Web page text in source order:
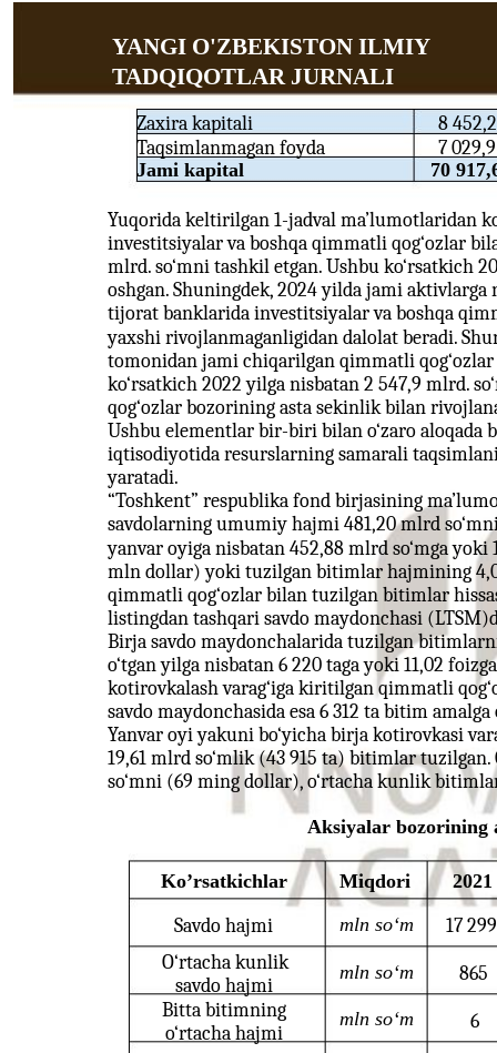
YANGI O'ZBEKISTON ILMIY
TADQIQOTLAR JURNALI
Zaxira kapitali
8 452,2
Taqsimlanmagan foyda
7 029,9
Jami kapital 70
Yuqorida keltirilgan 1-jadval ma’lumotlaridan
investitsiyalar va boshqa qimmatli qog‘ozlar
mlrd. so‘mni tashkil etgan. Ushbu ko‘rsatkich
oshgan. Shuningdek, 2024 yilda jami
tijorat banklarida investitsiyalar va boshqa
yaxshi rivojlanmaganligidan dalolat beradi.
tomonidan jami chiqarilgan qimmatli qog‘ozlar
ko‘rsatkich 2022 yilga nisbatan 2 547,9 mlrd.
qog‘ozlar bozorining asta sekinlik bilan
Ushbu elementlar bir-biri bilan o‘zaro aloqada
iqtisodiyotida resurslarning samarali
yaratadi.
“Toshkent” respublika fond birjasining
savdolarning umumiy hajmi 481,20 mlrd
yanvar oyiga nisbatan 452,88 mlrd so‘mga yoki
mln dollar) yoki tuzilgan bitimlar hajmining
qimmatli qog‘ozlar bilan tuzilgan bitimlar
listingdan tashqari savdo maydonchasi
Birja savdo maydonchalarida tuzilgan
o‘tgan yilga nisbatan 6 220 taga yoki 11,02
kotirovkalash varag‘iga kiritilgan qimmatli
savdo maydonchasida esa 6 312 ta bitim
Yanvar oyi yakuni bo‘yicha birja kotirovkasi
19,61 mlrd so‘mlik (43 915 ta) bitimlar
so‘mni (69 ming dollar), o‘rtacha kunlik
Aksiyalar bozorining
Ko’rsatkichlar Miqdori 2021
Savdo hajmi mln so‘m
17 299
O‘rtacha kunlik
savdo hajmi
mln so‘m
865
Bitta bitimning
o‘rtacha hajmi
mln so‘m 6